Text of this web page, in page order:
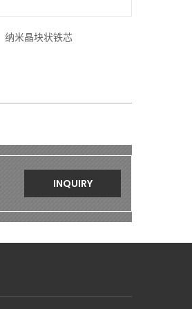
纳米晶块状铁芯
INQUIRY